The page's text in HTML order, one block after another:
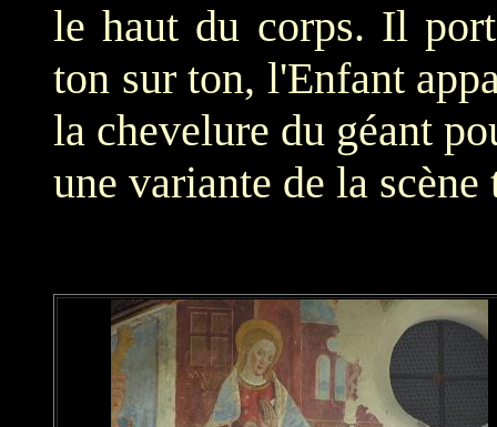
le haut du corps. Il
ton sur ton, l'Enfant
la chevelure du géant
une variante de la